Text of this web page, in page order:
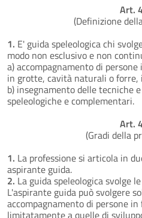
Art.
(Definizione
1. E' guida speleologica chi
modo non esclusivo e non
a) accompagnamento di
in grotte, cavità naturali o forre,
b) insegnamento delle tecniche
speleologiche e complementari.
Art.
(Gradi della
1. La professione si articola in
aspirante guida.
2. La guida speleologica svolge
L'aspirante guida può svolgere
accompagnamento di persone
limitatamente a quelle di